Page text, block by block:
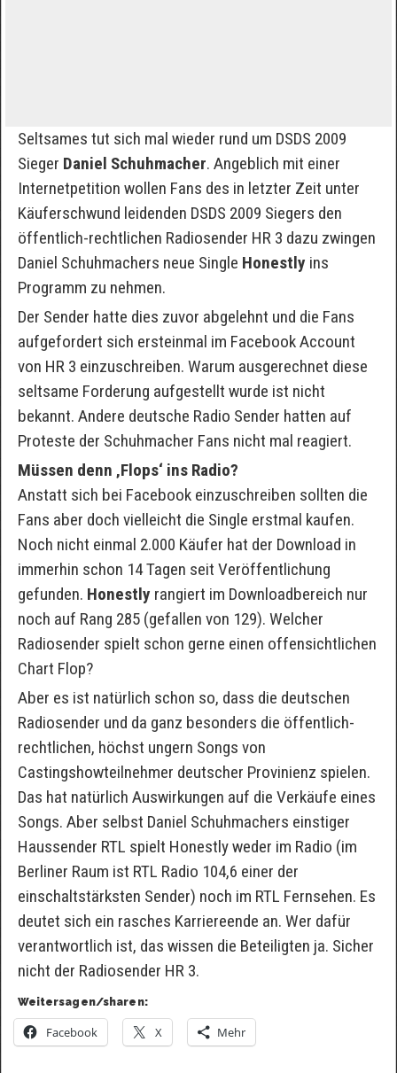
Seltsames tut sich mal wieder rund um DSDS 2009
Sieger Daniel Schuhmacher. Angeblich mit einer
Internetpetition wollen Fans des in letzter Zeit unter
Käuferschwund leidenden DSDS 2009 Siegers den
öffentlich-rechtlichen Radiosender HR 3 dazu zwingen
Daniel Schuhmachers neue Single Honestly ins
Programm zu nehmen.
Der Sender hatte dies zuvor abgelehnt und die Fans
aufgefordert sich ersteinmal im Facebook Account
von HR 3 einzuschreiben. Warum ausgerechnet diese
seltsame Forderung aufgestellt wurde ist nicht
bekannt. Andere deutsche Radio Sender hatten auf
Proteste der Schuhmacher Fans nicht mal reagiert.
Müssen denn ‚Flops‘ ins Radio?
Anstatt sich bei Facebook einzuschreiben sollten die
Fans aber doch vielleicht die Single erstmal kaufen.
Noch nicht einmal 2.000 Käufer hat der Download in
immerhin schon 14 Tagen seit Veröffentlichung
gefunden. Honestly rangiert im Downloadbereich nur
noch auf Rang 285 (gefallen von 129). Welcher
Radiosender spielt schon gerne einen offensichtlichen
Chart Flop?
Aber es ist natürlich schon so, dass die deutschen
Radiosender und da ganz besonders die öffentlich-
rechtlichen, höchst ungern Songs von
Castingshowteilnehmer deutscher Provinienz spielen.
Das hat natürlich Auswirkungen auf die Verkäufe eines
Songs. Aber selbst Daniel Schuhmachers einstiger
Haussender RTL spielt Honestly weder im Radio (im
Berliner Raum ist RTL Radio 104,6 einer der
einschaltstärksten Sender) noch im RTL Fernsehen. Es
deutet sich ein rasches Karriereende an. Wer dafür
verantwortlich ist, das wissen die Beteiligten ja. Sicher
nicht der Radiosender HR 3.
Weitersagen/sharen:
Facebook X Mehr